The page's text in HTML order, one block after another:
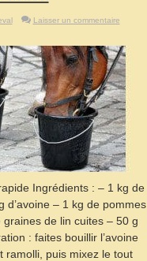
Laisser un commentaire
Ingrédients : – 1 kg de
d’avoine – 1 kg de pommes
de lin cuites – 50 g
: faites bouillir l’avoine
ramolli, puis mixez le tout